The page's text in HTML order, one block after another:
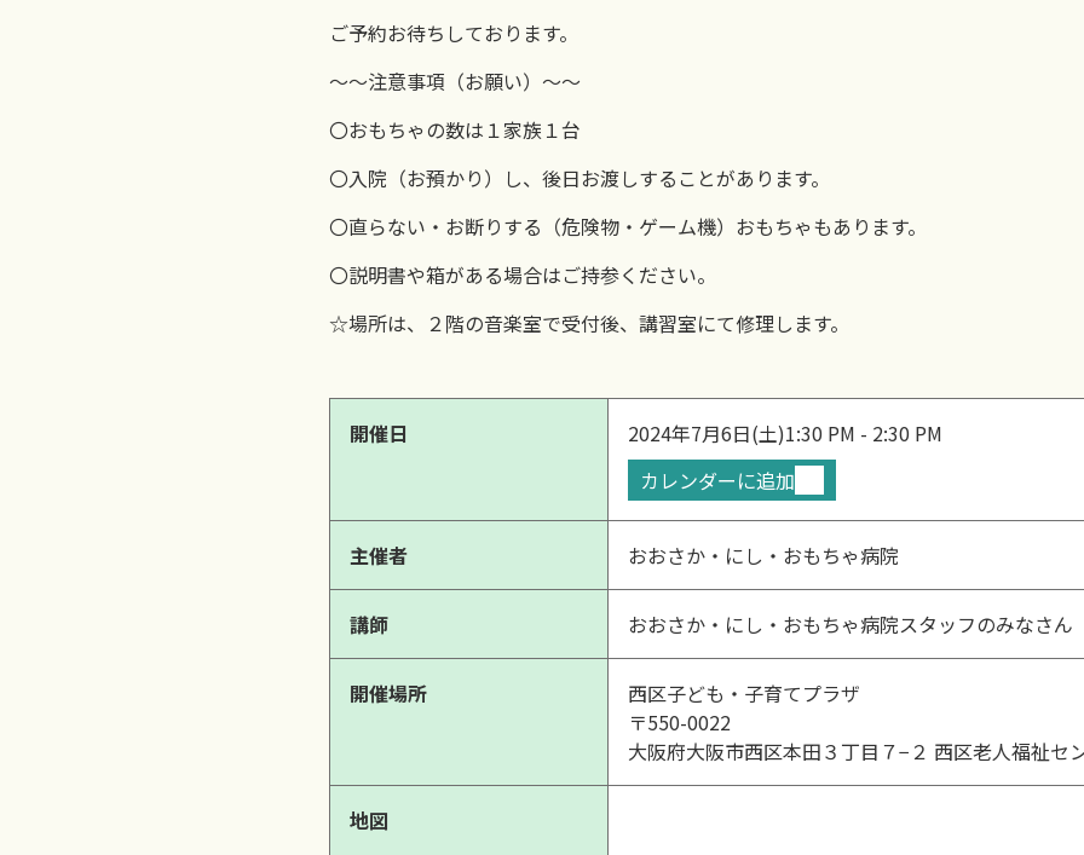
ご予約お待ちしております。
～～注意事項（お願い）～～
〇おもちゃの数は１家族１台
〇入院（お預かり）し、後日お渡しすることがあります。
〇直らない・お断りする（危険物・ゲーム機）おもちゃもあります。
〇説明書や箱がある場合はご持参ください。
☆場所は、２階の音楽室で受付後、講習室にて修理します。
開催日 2024年7月6日(土)1:30 PM - 2:30 PM
カレンダーに追加
主催者 おおさか・にし・おもちゃ病院
講師 おおさか・にし・おもちゃ病院スタッフのみなさん
開催場所
西区子ども・子育てプラザ
〒550-0022
大阪府大阪市西区本田３丁目７−２ 西区老人福祉セ
地図